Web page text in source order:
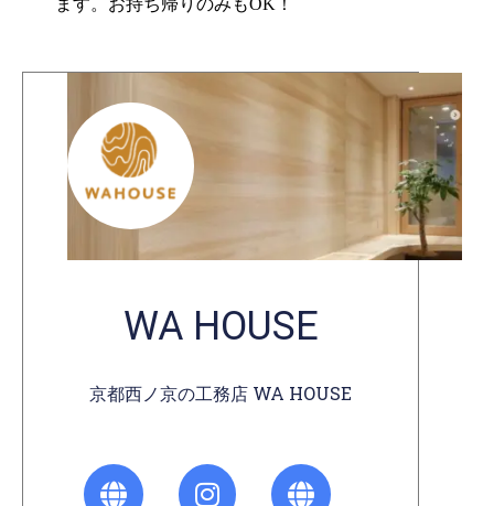
WA HOUSE
京都西ノ京の工務店 WA HOUSE